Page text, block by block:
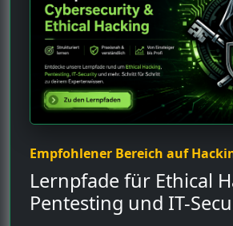
Empfohlener Bereich auf
Lernpfade für Ethical
Pentesting und IT-